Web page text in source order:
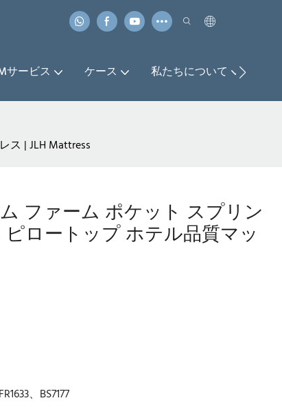
サービス ケース 私たちについて
ス | JLH Mattress
ファーム ポケット スプリン
ロートップ ホテル品質マッ
、BS7177